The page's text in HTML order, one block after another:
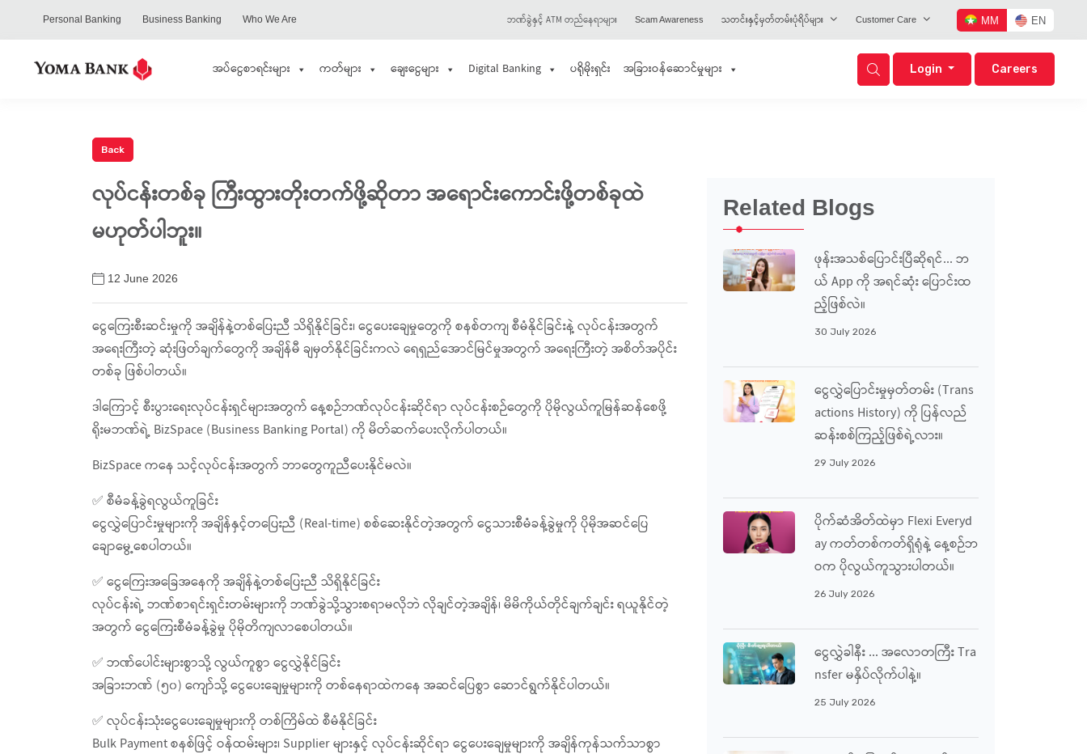
Personal Banking Business Banking Who We Are ဘဏ်ခွဲနှင့် ATM တည်နေရာများ Scam Awareness သတင်းနှင့်မှတ်တမ်းပုံရိပ်များ Customer Care MM EN
အပ်ငွေစာရင်းများ ကတ်များ ချေးငွေများ Digital Banking ပရိုမိုးရှင်း အခြားဝန်ဆောင်မှုများ Login Careers
လုပ်ငန်းတစ်ခု ကြီးထွားတိုးတက်ဖို့ဆိုတာ အရောင်းကောင်းဖို့တစ်ခုထဲ
မဟုတ်ပါဘူး။
12 June 2026
ငွေကြေးစီးဆင်းမှုကို အချိန်နဲ့တစ်ပြေးညီ သိရှိနိုင်ခြင်း၊ ငွေပေးချေမှုတွေကို စနစ်တကျ စီမံနိုင်ခြင်းနဲ့ လုပ်ငန်းအတွက်
အရေးကြီးတဲ့ ဆုံးဖြတ်ချက်တွေကို အချိန်မီ ချမှတ်နိုင်ခြင်းကလဲ ရေရှည်အောင်မြင်မှုအတွက် အရေးကြီးတဲ့ အစိတ်အပိုင်း
တစ်ခု ဖြစ်ပါတယ်။
ဒါကြောင့် စီးပွားရေးလုပ်ငန်းရှင်များအတွက် နေ့စဉ်ဘဏ်လုပ်ငန်းဆိုင်ရာ လုပ်ငန်းစဉ်တွေကို ပိုမိုလွယ်ကူမြန်ဆန်စေဖို့
ရိုးမဘဏ်ရဲ့ BizSpace (Business Banking Portal) ကို မိတ်ဆက်ပေးလိုက်ပါတယ်။
BizSpace ကနေ သင့်လုပ်ငန်းအတွက် ဘာတွေကူညီပေးနိုင်မလဲ။
✅ စီမံခန့်ခွဲရလွယ်ကူခြင်း
ငွေလွှဲပြောင်းမှုများကို အချိန်နှင့်တပြေးညီ (Real-time) စစ်ဆေးနိုင်တဲ့အတွက် ငွေသားစီမံခန့်ခွဲမှုကို ပိုမိုအဆင်ပြေ
ချောမွေ့စေပါတယ်။
✅ ငွေကြေးအခြေအနေကို အချိန်နဲ့တစ်ပြေးညီ သိရှိနိုင်ခြင်း
လုပ်ငန်းရဲ့ ဘဏ်စာရင်းရှင်းတမ်းများကို ဘဏ်ခွဲသို့သွားစရာမလိုဘဲ လိုချင်တဲ့အချိန်၊ မိမိကိုယ်တိုင်ချက်ချင်း ရယူနိုင်တဲ့
အတွက် ငွေကြေးစီမံခန့်ခွဲမှု ပိုမိုတိကျလာစေပါတယ်။
✅ ဘဏ်ပေါင်းများစွာသို့ လွယ်ကူစွာ ငွေလွှဲနိုင်ခြင်း
အခြားဘဏ် (၅၀) ကျော်သို့ ငွေပေးချေမှုများကို တစ်နေရာထဲကနေ အဆင်ပြေစွာ ဆောင်ရွက်နိုင်ပါတယ်။
✅ လုပ်ငန်းသုံးငွေပေးချေမှုများကို တစ်ကြိမ်ထဲ စီမံနိုင်ခြင်း
Bulk Payment စနစ်ဖြင့် ဝန်ထမ်းများ၊ Supplier များနှင့် လုပ်ငန်းဆိုင်ရာ ငွေပေးချေမှုများကို အချိန်ကုန်သက်သာစွာ
Related Blogs
ဖုန်းအသစ်ပြောင်းပြီဆိုရင်... ဘ
ယ် App ကို အရင်ဆုံး ပြောင်းထ
ည့်ဖြစ်လဲ။
30 July 2026
ငွေလွှဲပြောင်းမှုမှတ်တမ်း (Trans
Actions History) ကို ပြန်လည်
ဆန်းစစ်ကြည့်ဖြစ်ရဲ့လား။
29 July 2026
ပိုက်ဆံအိတ်ထဲမှာ Flexi Everyd
Ay ကတ်တစ်ကတ်ရှိရုံနဲ့ နေ့စဉ်ဘ
ဝက ပိုလွယ်ကူသွားပါတယ်။
26 July 2026
ငွေလွှဲခါနီး ... အလောတကြီး Tra
Nsfer မနှိပ်လိုက်ပါနဲ့။
25 July 2026